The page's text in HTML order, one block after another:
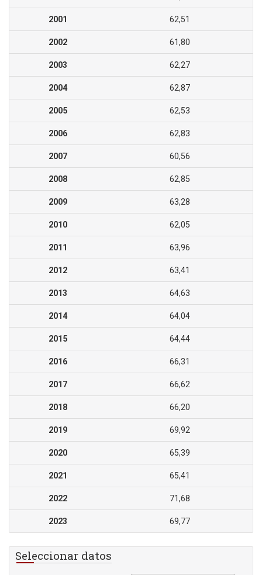
2001 62,51
2002 61,80
2003 62,27
2004 62,87
2005 62,53
2006 62,83
2007 60,56
2008 62,85
2009 63,28
2010 62,05
2011 63,96
2012 63,41
2013 64,63
2014 64,04
2015 64,44
2016 66,31
2017 66,62
2018 66,20
2019 69,92
2020 65,39
2021 65,41
2022 71,68
2023 69,77
Seleccionar datos